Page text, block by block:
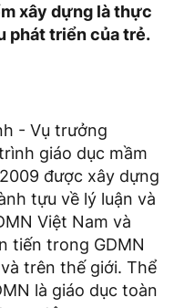
xây dựng là thực
phát triển của trẻ.
- Vụ trưởng
giáo dục mầm
được xây dựng
tựu về lý luận và
Việt Nam và
tiến trong GDMN
trên thế giới. Thể
là giáo dục toàn